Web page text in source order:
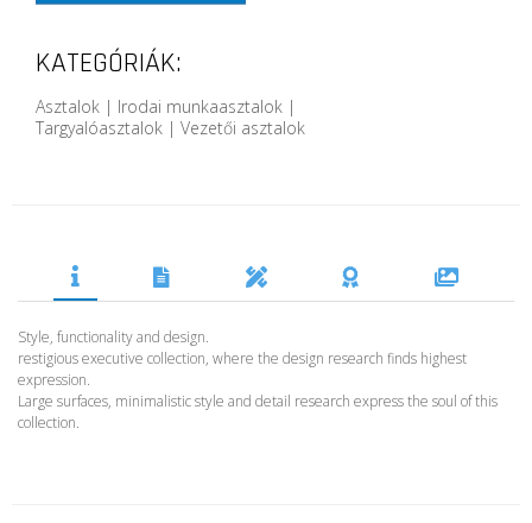
KATEGÓRIÁK:
Asztalok | Irodai munkaasztalok |
Targyalóasztalok | Vezetői asztalok
Style, functionality and design.
restigious executive collection, where the design research finds highest
expression.
Large surfaces, minimalistic style and detail research express the soul of this
collection.